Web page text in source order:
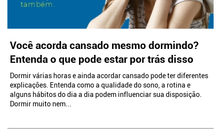
Você acorda cansado mesmo dormindo?
Entenda o que pode estar por trás disso
Dormir várias horas e ainda acordar cansado pode ter diferentes
explicações. Entenda como a qualidade do sono, a rotina e
alguns hábitos do dia a dia podem influenciar sua disposição.
Dormir muito nem...